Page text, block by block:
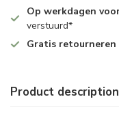
Op werkdagen
verstuurd*
Gratis retourneren
Product description